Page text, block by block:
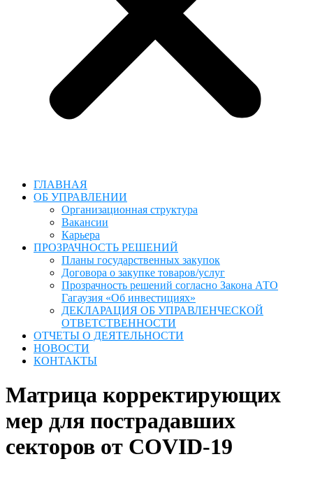
ГЛАВНАЯ
ОБ УПРАВЛЕНИИ
Организационная структура
Вакансии
Карьера
ПРОЗРАЧНОСТЬ РЕШЕНИЙ
Планы государственных закупок
Договора о закупке товаров/услуг
Прозрачность решений согласно Закона АТО
Гагаузия «Об инвестициях»
ДЕКЛАРАЦИЯ ОБ УПРАВЛЕНЧЕСКОЙ
ОТВЕТСТВЕННОСТИ
ОТЧЕТЫ О ДЕЯТЕЛЬНОСТИ
НОВОСТИ
КОНТАКТЫ
Матрица корректирующих
мер для пострадавших
секторов от COVID-19